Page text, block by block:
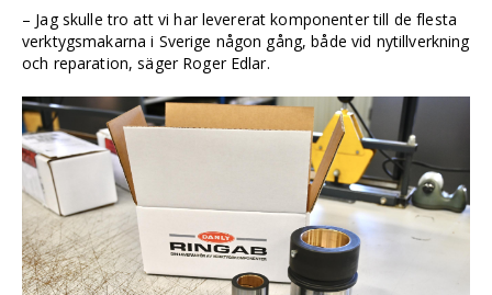
– Jag skulle tro att vi har levererat komponenter till de flesta
verktygs­makarna i Sverige någon gång, både vid nytillverkning
och reparation, säger Roger Edlar.